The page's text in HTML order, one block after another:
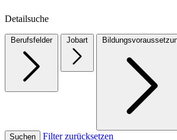
Detailsuche
Berufsfelder Jobart
Suchen Filter zurücksetzen